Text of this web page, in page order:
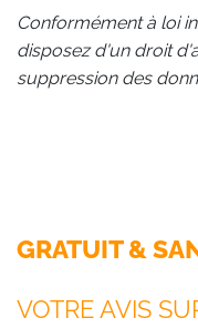
Conformément à loi
disposez d'un droit
suppression des
GRATUIT &
VOTRE AVIS